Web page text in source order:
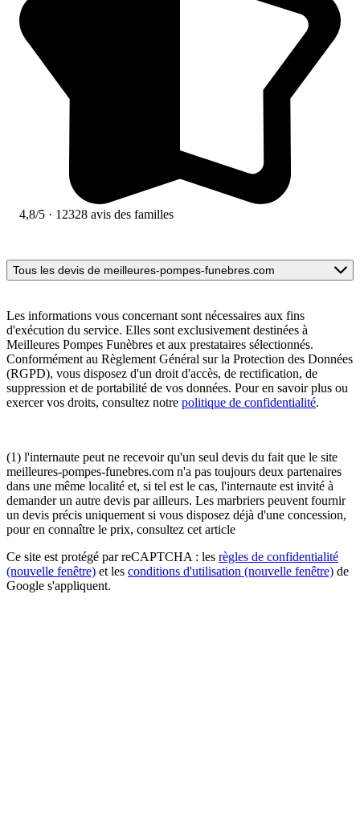
4,8/5 · 12328 avis des familles
Tous les devis de meilleures-pompes-funebres.com
Les informations vous concernant sont nécessaires aux fins
d'exécution du service. Elles sont exclusivement destinées à
Meilleures Pompes Funèbres et aux prestataires sélectionnés.
Conformément au Règlement Général sur la Protection des Données
(RGPD), vous disposez d'un droit d'accès, de rectification, de
suppression et de portabilité de vos données. Pour en savoir plus ou
exercer vos droits, consultez notre politique de confidentialité.
(1) l'internaute peut ne recevoir qu'un seul devis du fait que le site
meilleures-pompes-funebres.com n'a pas toujours deux partenaires
dans une même localité et, si tel est le cas, l'internaute est invité à
demander un autre devis par ailleurs. Les marbriers peuvent fournir
un devis précis uniquement si vous disposez déjà d'une concession,
pour en connaître le prix, consultez cet article
Ce site est protégé par reCAPTCHA : les règles de confidentialité
(nouvelle fenêtre) et les conditions d'utilisation (nouvelle fenêtre) de
Google s'appliquent.